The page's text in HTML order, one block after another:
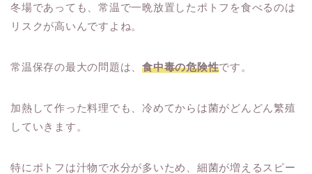
冬場であっても、常温で一晩放置したポトフを食べるのは
リスクが高いんですよね。
常温保存の最大の問題は、食中毒の危険性です。
加熱して作った料理でも、冷めてからは菌がどんどん繁殖
していきます。
特にポトフは汁物で水分が多いため、細菌が増えるスピー